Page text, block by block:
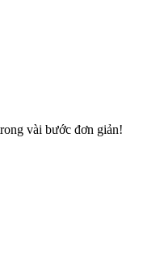
vài bước đơn giản!